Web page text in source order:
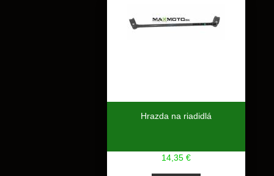
Hrazda na riadidlá
14,35 €